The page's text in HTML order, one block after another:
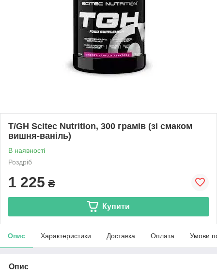
T/GH Scitec Nutrition, 300 грамів (зі смаком
вишня-ваніль)
В наявності
Роздріб
1 225 ₴
Купити
Опис Характеристики Доставка Оплата Умови
Опис